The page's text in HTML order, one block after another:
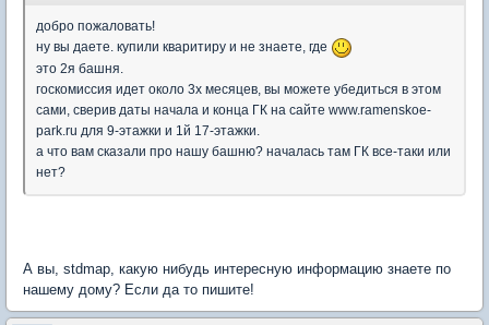
добро пожаловать!
ну вы даете. купили кваритиру и не знаете, где
это 2я башня.
госкомиссия идет около 3х месяцев, вы можете убедиться в этом
сами, сверив даты начала и конца ГК на сайте www.ramenskoe-
park.ru для 9-этажки и 1й 17-этажки.
а что вам сказали про нашу башню? началась там ГК все-таки или
нет?
А вы, stdmap, какую нибудь интересную информацию знаете по
нашему дому? Если да то пишите!